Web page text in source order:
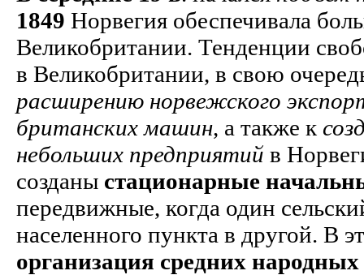
1849 Норвегия обеспечивала
Великобритании. Тенденции
в Великобритании, в свою
расширению норвежского
британских машин, а также к
небольших предприятий в
созданы стационарные
передвижные, когда один
населенного пункта в другой. В
организация средних